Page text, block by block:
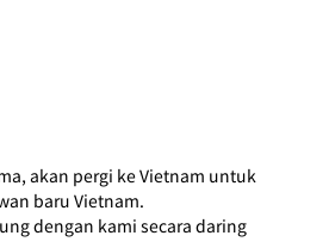
akan pergi ke Vietnam untuk
baru Vietnam.
dengan kami secara daring